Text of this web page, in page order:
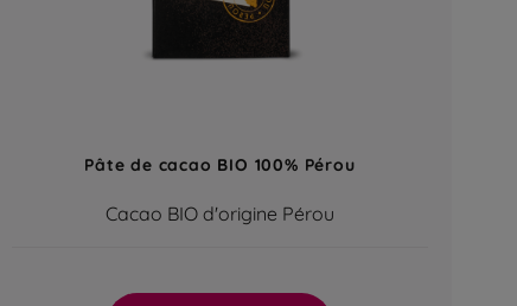
Pâte de cacao BIO 100% Pérou
Cacao BIO d'origine Pérou